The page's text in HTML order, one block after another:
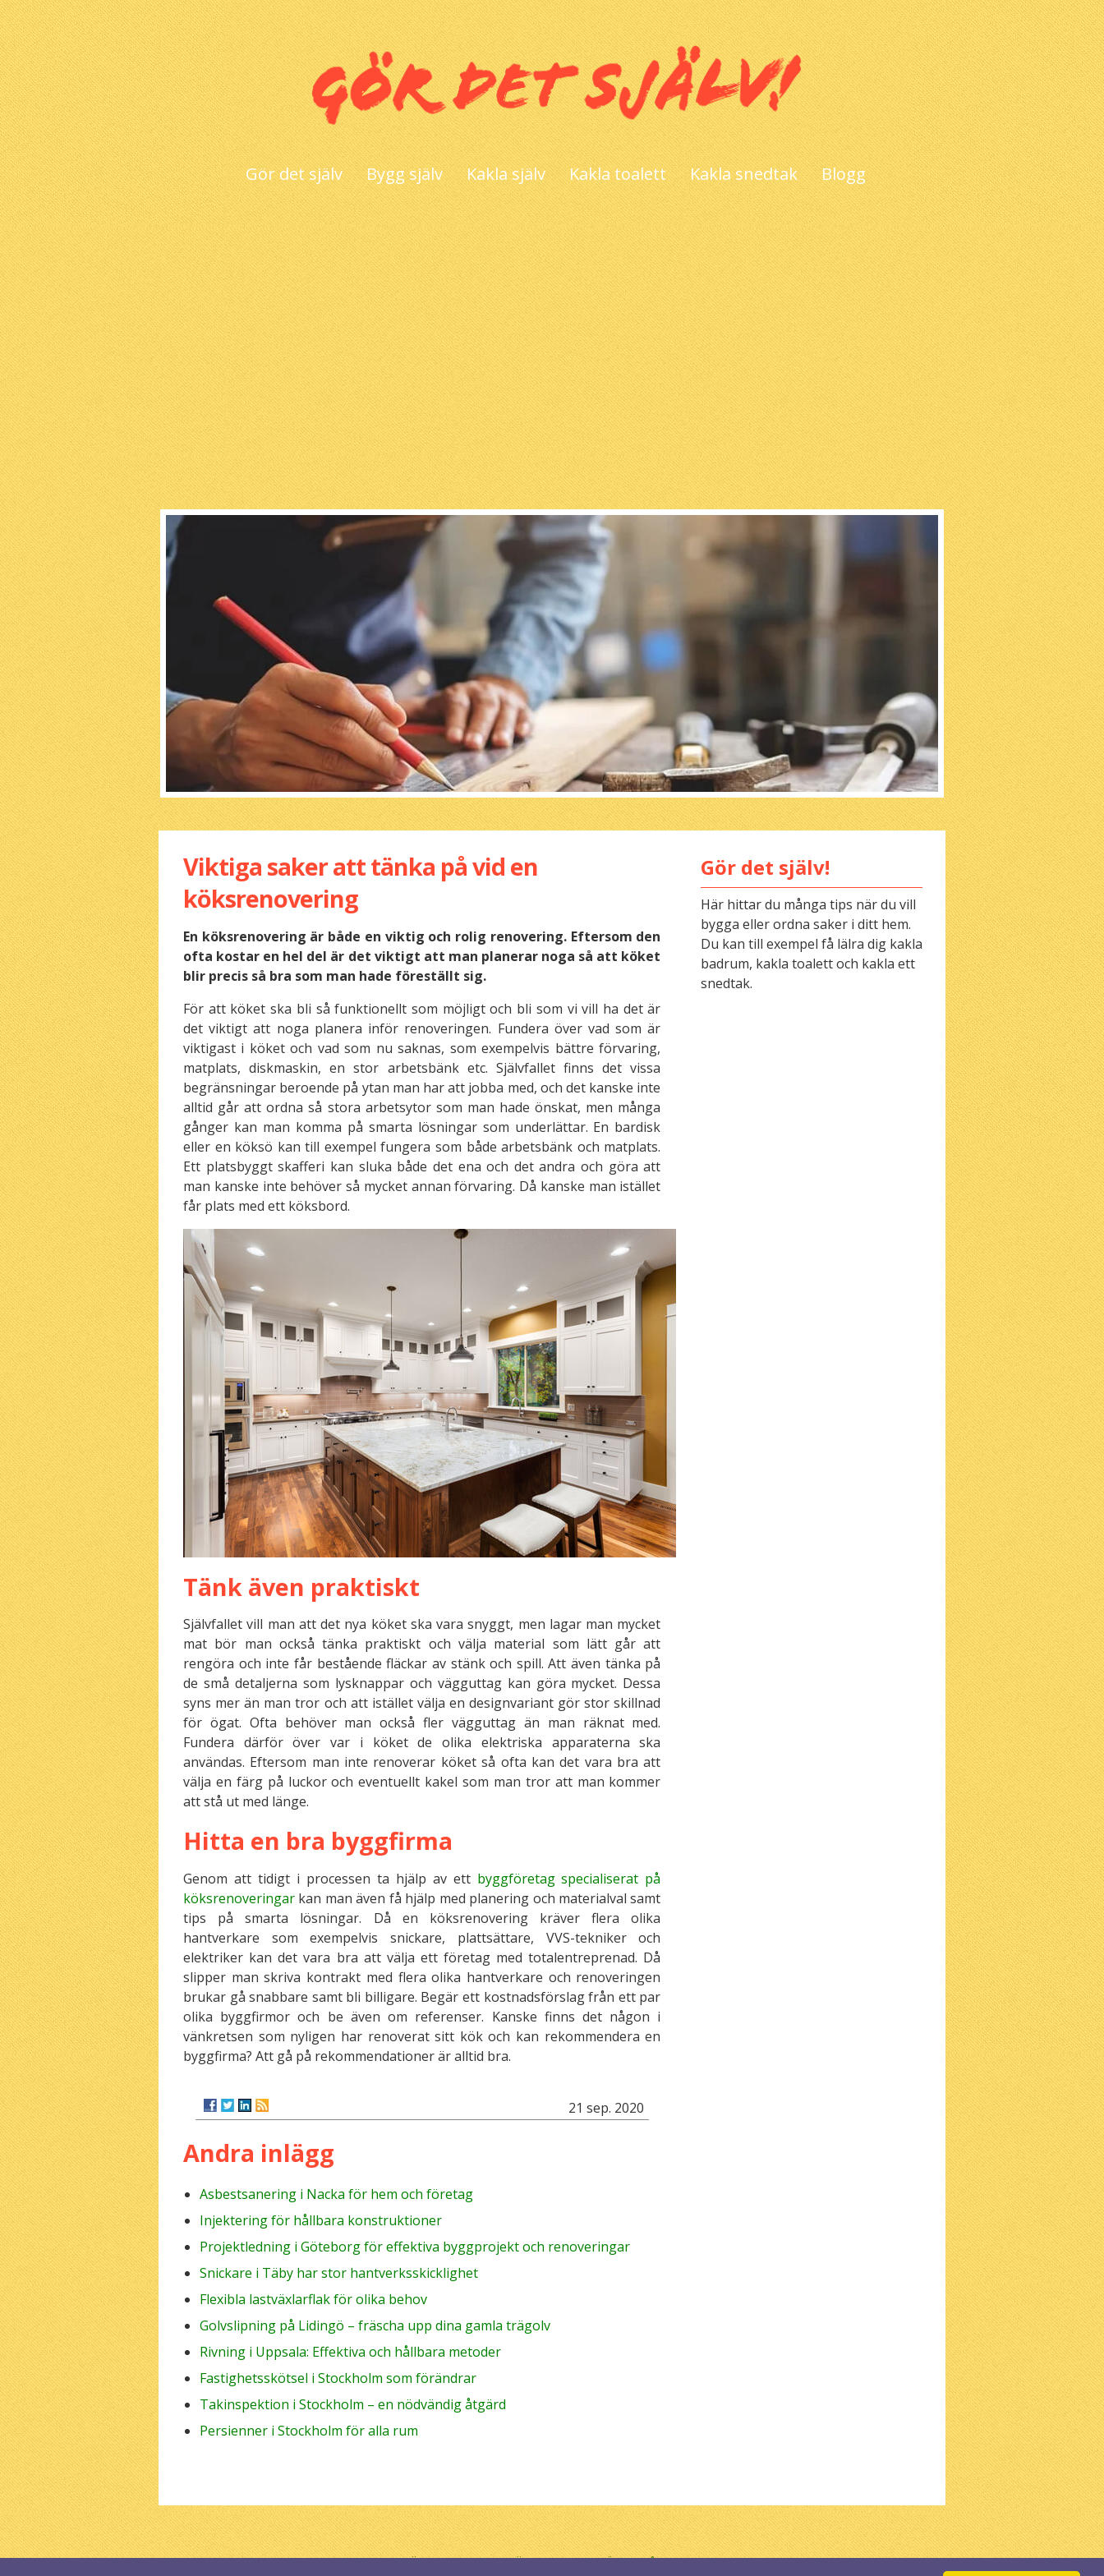
Gör det själv Bygg själv Kakla själv Kakla toalett Kakla snedtak Blogg
Viktiga saker att tänka på vid en
köksrenovering
En köksrenovering är både en viktig och rolig renovering. Eftersom den
ofta kostar en hel del är det viktigt att man planerar noga så att köket
blir precis så bra som man hade föreställt sig.
För att köket ska bli så funktionellt som möjligt och bli som vi vill ha det är
det viktigt att noga planera inför renoveringen. Fundera över vad som är
viktigast i köket och vad som nu saknas, som exempelvis bättre förvaring,
matplats, diskmaskin, en stor arbetsbänk etc. Självfallet finns det vissa
begränsningar beroende på ytan man har att jobba med, och det kanske inte
alltid går att ordna så stora arbetsytor som man hade önskat, men många
gånger kan man komma på smarta lösningar som underlättar. En bardisk
eller en köksö kan till exempel fungera som både arbetsbänk och matplats.
Ett platsbyggt skafferi kan sluka både det ena och det andra och göra att
man kanske inte behöver så mycket annan förvaring. Då kanske man istället
får plats med ett köksbord.
Tänk även praktiskt
Självfallet vill man att det nya köket ska vara snyggt, men lagar man mycket
mat bör man också tänka praktiskt och välja material som lätt går att
rengöra och inte får bestående fläckar av stänk och spill. Att även tänka på
de små detaljerna som lysknappar och vägguttag kan göra mycket. Dessa
syns mer än man tror och att istället välja en designvariant gör stor skillnad
för ögat. Ofta behöver man också fler vägguttag än man räknat med.
Fundera därför över var i köket de olika elektriska apparaterna ska
användas. Eftersom man inte renoverar köket så ofta kan det vara bra att
välja en färg på luckor och eventuellt kakel som man tror att man kommer
att stå ut med länge.
Hitta en bra byggfirma
Genom att tidigt i processen ta hjälp av ett byggföretag specialiserat på
köksrenoveringar kan man även få hjälp med planering och materialval samt
tips på smarta lösningar. Då en köksrenovering kräver flera olika
hantverkare som exempelvis snickare, plattsättare, VVS-tekniker och
elektriker kan det vara bra att välja ett företag med totalentreprenad. Då
slipper man skriva kontrakt med flera olika hantverkare och renoveringen
brukar gå snabbare samt bli billigare. Begär ett kostnadsförslag från ett par
olika byggfirmor och be även om referenser. Kanske finns det någon i
vänkretsen som nyligen har renoverat sitt kök och kan rekommendera en
byggfirma? Att gå på rekommendationer är alltid bra.
21 sep. 2020
Andra inlägg
Asbestsanering i Nacka för hem och företag
Injektering för hållbara konstruktioner
Projektledning i Göteborg för effektiva byggprojekt och renoveringar
Snickare i Täby har stor hantverksskicklighet
Flexibla lastväxlarflak för olika behov
Golvslipning på Lidingö – fräscha upp dina gamla trägolv
Rivning i Uppsala: Effektiva och hållbara metoder
Fastighetsskötsel i Stockholm som förändrar
Takinspektion i Stockholm – en nödvändig åtgärd
Persienner i Stockholm för alla rum
Gör det själv!
Här hittar du många tips när du vill
bygga eller ordna saker i ditt hem.
Du kan till exempel få lälra dig kakla
badrum, kakla toalett och kakla ett
snedtak.
© 2026 BYGGASJÄLV.ORG. ALLA RÄTTIGHETER FÖRBEHÅLLNA. DESIGN BYFCT.